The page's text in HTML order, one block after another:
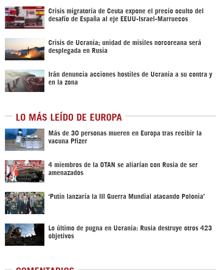
Crisis migratoria de Ceuta expone el precio oculto del
desafío de España al eje EEUU-Israel-Marruecos
Crisis de Ucrania; unidad de misiles norcoreana será
desplegada en Rusia
Irán denuncia acciones hostiles de Ucrania a su contra y
en la zona
LO MÁS LEÍDO DE EUROPA
Más de 30 personas mueren en Europa tras recibir la
vacuna Pfizer
4 miembros de la OTAN se aliarían con Rusia de ser
amenazados
‘Putin lanzaría la III Guerra Mundial atacando Polonia’
Lo último de pugna en Ucrania: Rusia destruye otros 423
objetivos